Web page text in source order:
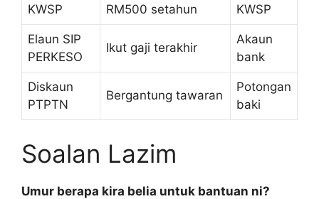
KWSP
RM500 setahun
KWSP
Elaun SIP
PERKESO
Ikut gaji terakhir
Akaun
bank
Diskaun
PTPTN
Bergantung tawaran
Potongan
baki
Soalan Lazim
Umur berapa kira belia untuk bantuan ni?